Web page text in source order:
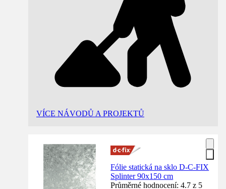
VÍCE NÁVODŮ A PROJEKTŮ
Fólie statická na sklo D-C-FIX
Splinter 90x150 cm
Průměrné hodnocení: 4.7 z 5